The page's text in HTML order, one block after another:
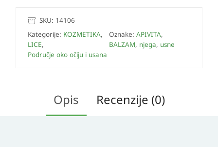
SKU: 14106
Kategorije: KOZMETIKA,
LICE,
Područje oko očiju i usana
Oznake: APIVITA,
BALZAM, njega, usne
Opis Recenzije (0)